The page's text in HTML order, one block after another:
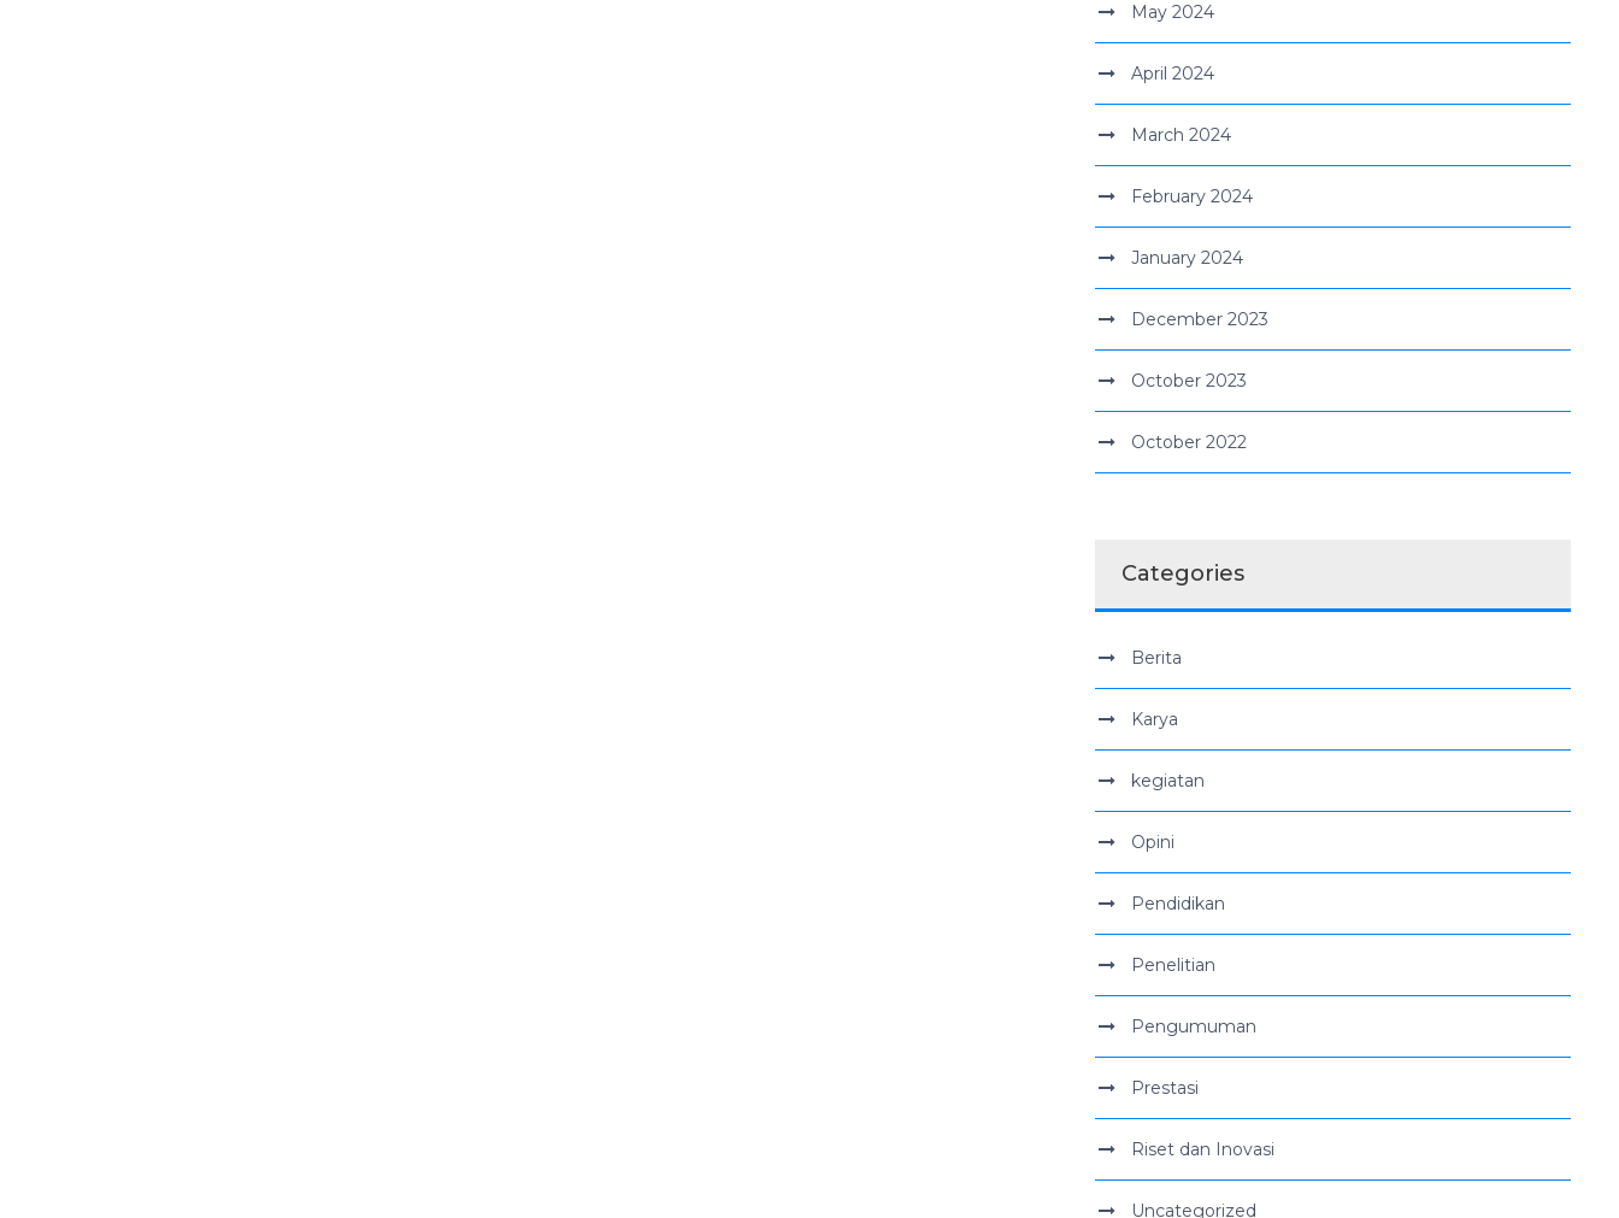
May 2024
April 2024
March 2024
February 2024
January 2024
December 2023
October 2023
October 2022
Categories
Berita
Karya
kegiatan
Opini
Pendidikan
Penelitian
Pengumuman
Prestasi
Riset dan Inovasi
Uncategorized